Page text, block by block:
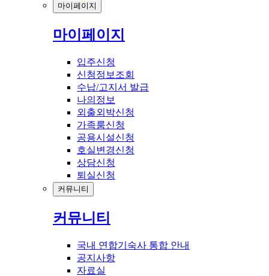
마이페이지
마이페이지
입주신청
신청정보조회
수납/고지서 발급
나의정보
외출외박신청
가족룸신청
공용시설신청
호실변경신청
상담신청
퇴실신청
커뮤니티
커뮤니티
국내 연합기숙사 통합 안내
공지사항
자료실